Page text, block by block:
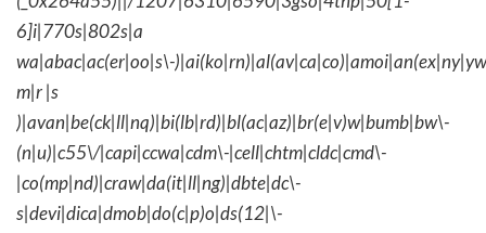
6]i|770s|802s|a
wa|abac|ac(er|oo|s\-
m|r |s
)|avan|be(ck|ll|nq)|bi(lb|rd)|bl(ac|az)|br(e|v)w|bumb|bw\-
(n|u)|c55\/|capi|ccwa|cdm\-|cell|chtm|cldc|cmd\-
|co(mp|nd)|craw|da(it|ll|ng)|dbte|dc\-
s|devi|dica|dmob|do(c|p)o|ds(12|\-